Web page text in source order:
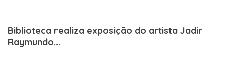
Biblioteca realiza exposição do artista Jadir
Raymundo...